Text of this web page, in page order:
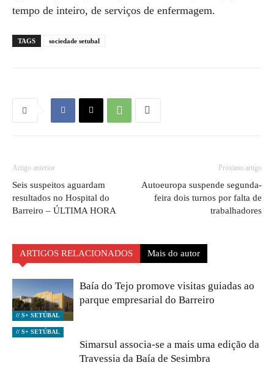
tempo de inteiro, de serviços de enfermagem.
TAGS sociedade setubal
Artigo anterior
Seis suspeitos aguardam
resultados no Hospital do
Barreiro – ÚLTIMA HORA
Próximo artigo
Autoeuropa suspende segunda-
feira dois turnos por falta de
trabalhadores
ARTIGOS RELACIONADOS Mais do autor
// S+ SETÚBAL
Baía do Tejo promove visitas guiadas ao
parque empresarial do Barreiro
// S+ SETÚBAL
Simarsul associa-se a mais uma edição da
Travessia da Baía de Sesimbra